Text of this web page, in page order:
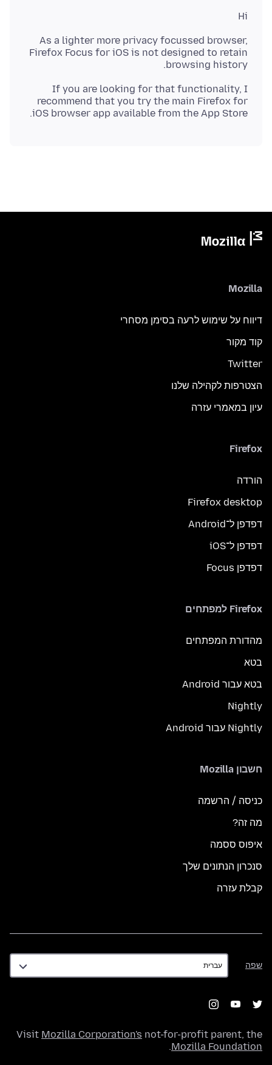
Hi
As a lighter more privacy focussed browser,
Firefox Focus for iOS is not designed to retain
browsing history.
If you are looking for that functionality, I
recommend that you try the main Firefox for
iOS browser app available from the App Store.
Mozilla
דיווח על שימוש לרעה בסימן מסחרי
קוד מקור
Twitter
הצטרפות לקהילה שלנו
עיון במאמרי עזרה
Firefox
הורדה
Firefox desktop
דפדפן ל־Android
דפדפן ל־iOS
דפדפן Focus
Firefox למפתחים
מהדורת המפתחים
בטא
בטא עבור Android
Nightly
Nightly עבור Android
חשבון Mozilla
כניסה / הרשמה
מה זה?
איפוס ססמה
סנכרון הנתונים שלך
קבלת עזרה
שפה
שפה
Visit Mozilla Corporation's not-for-profit parent, the
Mozilla Foundation
.